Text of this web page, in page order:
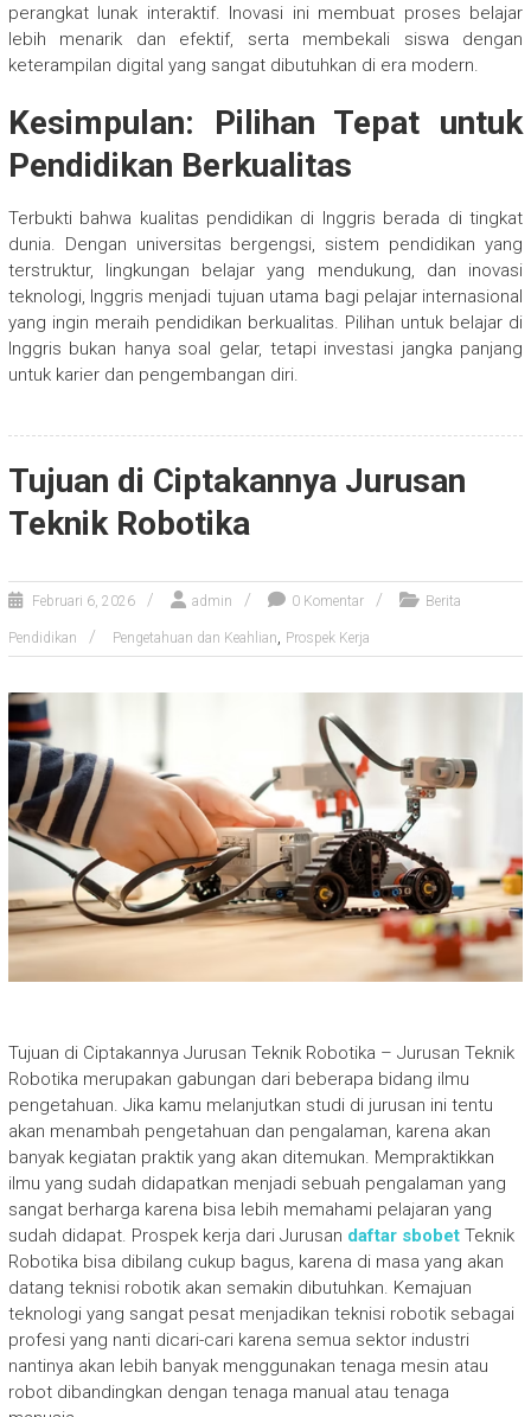
perangkat lunak interaktif. Inovasi ini membuat proses belajar
lebih menarik dan efektif, serta membekali siswa dengan
keterampilan digital yang sangat dibutuhkan di era modern.
Kesimpulan: Pilihan Tepat untuk
Pendidikan Berkualitas
Terbukti bahwa kualitas pendidikan di Inggris berada di tingkat
dunia. Dengan universitas bergengsi, sistem pendidikan yang
terstruktur, lingkungan belajar yang mendukung, dan inovasi
teknologi, Inggris menjadi tujuan utama bagi pelajar internasional
yang ingin meraih pendidikan berkualitas. Pilihan untuk belajar di
Inggris bukan hanya soal gelar, tetapi investasi jangka panjang
untuk karier dan pengembangan diri.
Tujuan di Ciptakannya Jurusan
Teknik Robotika
Februari 6, 2026 admin 0 Komentar Berita
Pendidikan Pengetahuan dan Keahlian, Prospek Kerja
Tujuan di Ciptakannya Jurusan Teknik Robotika – Jurusan Teknik
Robotika merupakan gabungan dari beberapa bidang ilmu
pengetahuan. Jika kamu melanjutkan studi di jurusan ini tentu
akan menambah pengetahuan dan pengalaman, karena akan
banyak kegiatan praktik yang akan ditemukan. Mempraktikkan
ilmu yang sudah didapatkan menjadi sebuah pengalaman yang
sangat berharga karena bisa lebih memahami pelajaran yang
sudah didapat. Prospek kerja dari Jurusan daftar sbobetTeknik
Robotika bisa dibilang cukup bagus, karena di masa yang akan
datang teknisi robotik akan semakin dibutuhkan. Kemajuan
teknologi yang sangat pesat menjadikan teknisi robotik sebagai
profesi yang nanti dicari-cari karena semua sektor industri
nantinya akan lebih banyak menggunakan tenaga mesin atau
robot dibandingkan dengan tenaga manual atau tenaga